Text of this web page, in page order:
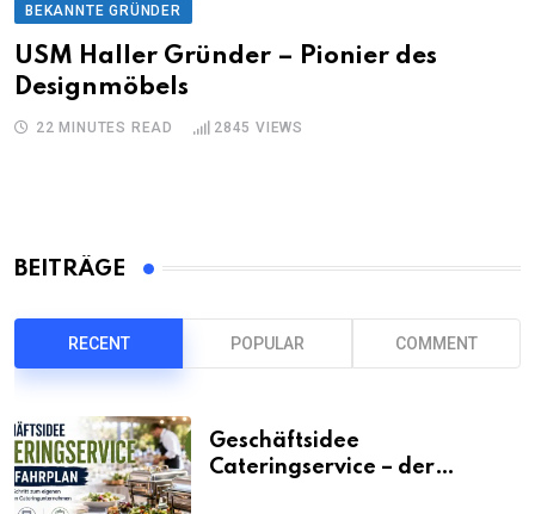
BEKANNTE GRÜNDER
USM Haller Gründer – Pionier des
Designmöbels
22 MINUTES READ 2845 VIEWS
BEITRÄGE
RECENT POPULAR COMMENT
Geschäftsidee
Cateringservice – der